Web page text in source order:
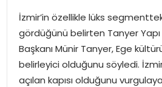
EĞITIM
SPOR
İzmir’in özellikle lüks
gördüğünü belirten Tanyer
Başkanı Münir Tanyer, Ege
belirleyici olduğunu söyledi.
açılan kapısı olduğunu